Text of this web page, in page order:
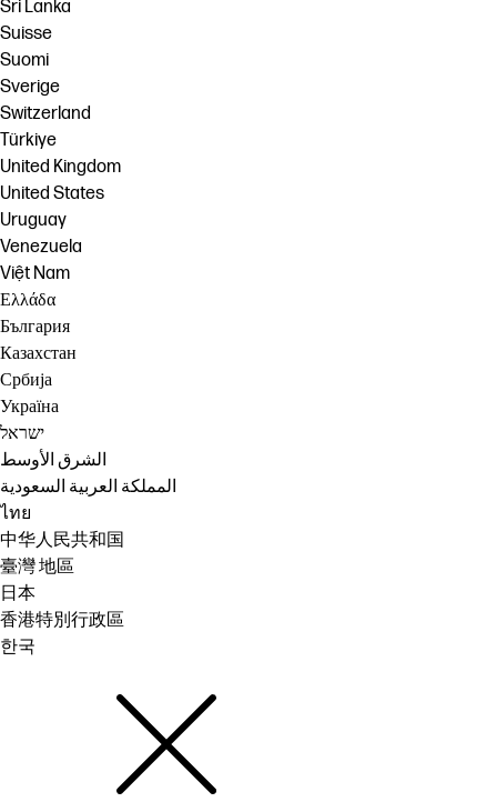
Sri Lanka
Suisse
Suomi
Sverige
Switzerland
Türkiye
United Kingdom
United States
Uruguay
Venezuela
Việt Nam
Ελλάδα
България
Казахстан
Србија
Україна
ישראל
الشرق الأوسط
المملكة العربية السعودية
ไทย
中华人民共和国
臺灣 地區
日本
香港特別行政區
한국